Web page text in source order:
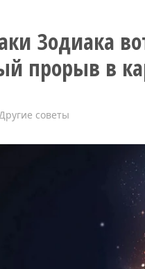
Зодиака
прорыв в
советы